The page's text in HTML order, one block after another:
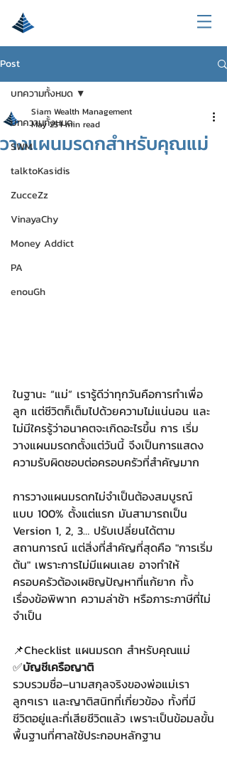
Post
บทความทั้งหมด
SWM
talktoKasidis
ZucceZz
VinayaChy
Money Addict
PA
enouGh
บทความทั้งหมด
วางแผนมรดกสำหรับคุณแม่
Siam Wealth Management
May 251 min read
ในฐานะ “แม่” เรารู้ดีว่าทุกวันคือการทำเพื่อ
ลูก แต่ชีวิตก็เต็มไปด้วยความไม่แน่นอน และ
ไม่มีใครรู้ว่าอนาคตจะเกิดอะไรขึ้น การ เริ่ม
วางแผนมรดกตั้งแต่วันนี้ จึงเป็นการแสดง
ความรับผิดชอบต่อครอบครัวที่สำคัญมาก​
การวางแผนมรดกไม่จำเป็นต้องสมบูรณ์
แบบ 100% ตั้งแต่แรก มันสามารถเป็น
Version 1, 2, 3… ปรับเปลี่ยนได้ตาม
สถานการณ์ แต่สิ่งที่สำคัญที่สุดคือ "การเริ่ม
ต้น" เพราะการไม่มีแผนเลย อาจทำให้
ครอบครัวต้องเผชิญปัญหาที่แก้ยาก ทั้ง
เรื่องข้อพิพาท ความล่าช้า หรือภาระภาษีที่ไม่
จำเป็น​
📌Checklist แผนมรดก สำหรับคุณแม่​
✅บัญชีเครือญาติ​
รวบรวมชื่อ–นามสกุลจริงของพ่อแม่เรา
ลูกๆเรา และญาติสนิทที่เกี่ยวข้อง ทั้งที่มี
ชีวิตอยู่และที่เสียชีวิตแล้ว เพราะเป็นข้อมลขั้น
พื้นฐานที่ศาลใช้ประกอบหลักฐาน​